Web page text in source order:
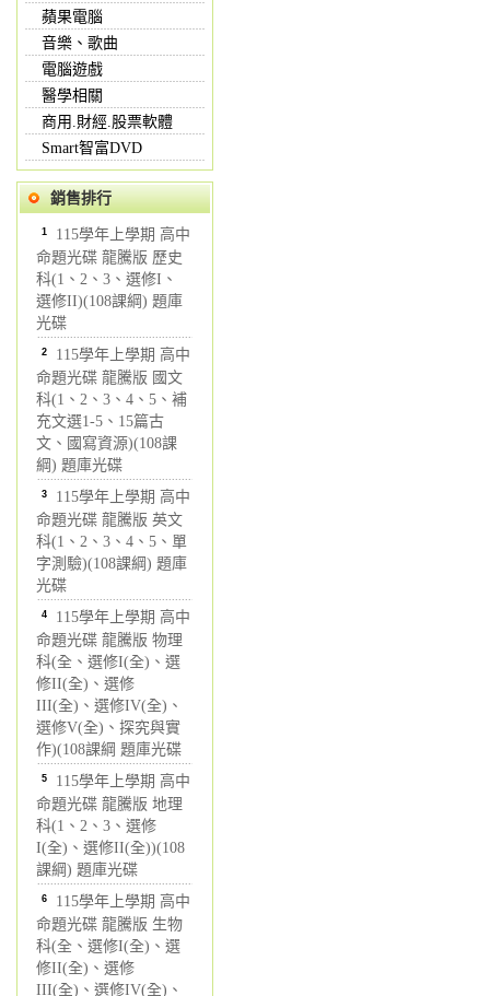
蘋果電腦
音樂、歌曲
電腦遊戲
醫學相關
商用.財經.股票軟體
Smart智富DVD
銷售排行
1 115學年上學期 高中
命題光碟 龍騰版 歷史
科(1、2、3、選修I、
選修II)(108課綱) 題庫
光碟
2 115學年上學期 高中
命題光碟 龍騰版 國文
科(1、2、3、4、5、補
充文選1-5、15篇古
文、國寫資源)(108課
綱) 題庫光碟
3 115學年上學期 高中
命題光碟 龍騰版 英文
科(1、2、3、4、5、單
字測驗)(108課綱) 題庫
光碟
4 115學年上學期 高中
命題光碟 龍騰版 物理
科(全、選修I(全)、選
修II(全)、選修
III(全)、選修IV(全)、
選修V(全)、探究與實
作)(108課綱 題庫光碟
5 115學年上學期 高中
命題光碟 龍騰版 地理
科(1、2、3、選修
I(全)、選修II(全))(108
課綱) 題庫光碟
6 115學年上學期 高中
命題光碟 龍騰版 生物
科(全、選修I(全)、選
修II(全)、選修
III(全)、選修IV(全)、